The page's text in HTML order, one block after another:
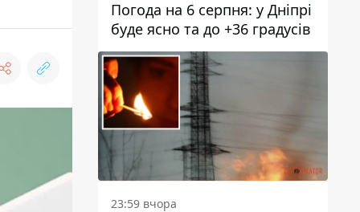
Погода на 6 серпня: у Дніпрі
буде ясно та до +36 градусів
23:59 вчора